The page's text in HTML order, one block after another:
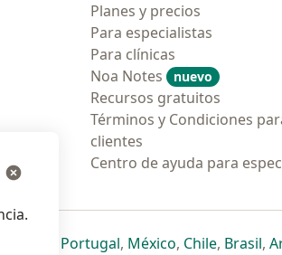
Planes y precios
Para especialistas
Para clínicas
Noa Notes
nuevo
Recursos gratuitos
Términos y Condiciones
clientes
Centro de ayuda para
pestaña
nueva pestaña
se abre en una nueva pestaña
se abre en una nueva pestaña
Portugalse abre en una nueva
, Méxicose abre en una
, Chilese abre
, Brasilse
,